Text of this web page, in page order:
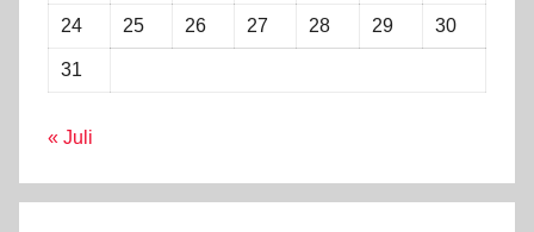
24 25 26 27 28 29 30
31
« Juli